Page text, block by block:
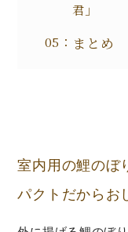
君」
まとめ
室内用の鯉のぼ
パクトだからお